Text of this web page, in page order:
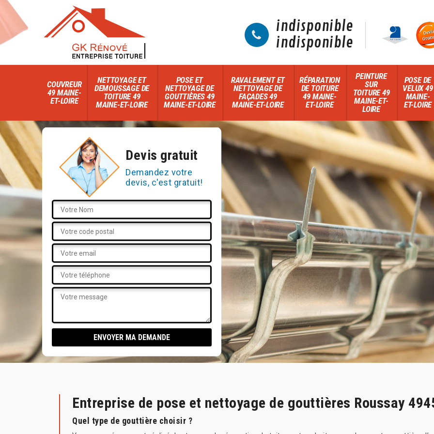
indisponible
indisponible
COUVREUR
49 MAINE-
ET-LOIRE
NETTOYAGE ET
DEMOUSSAGE DE
TOITURE 49
MAINE-ET-LOIRE
POSE ET
NETTOYAGE DE
GOUTTIÈRES 49
MAINE-ET-LOIRE
RAVALEMENT ET
NETTOYAGE DE
FAÇADES 49
MAINE-ET-LOIRE
RÉPARATION
DE TOITURE
49 MAINE-
ET-LOIRE
PEINTURE
SUR
TOITURE 49
MAINE-ET-
LOIRE
POSE DE
VELUX 49
MAINE-
ET-LOIRE
Devis gratuit
Demandez votre
devis, c'est gratuit!
Entreprise de pose et nettoyage de gouttières Roussay
Quel type de gouttière choisir ?